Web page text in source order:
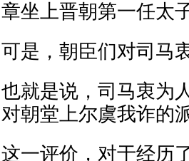
章坐上晋朝第一任太
可是，朝臣们对司马
也就是说，司马衷为
对朝堂上尔虞我诈的
这一评价，对于经历